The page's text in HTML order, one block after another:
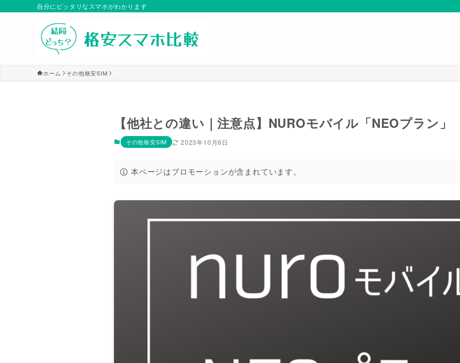
自分にピッタリなスマホがわかります
ホーム その他格安SIM
【他社との違い｜注意点】NUROモバイル「NEOプラン」
その他格安SIM 2023年10月6日
本ページはプロモーションが含まれています。